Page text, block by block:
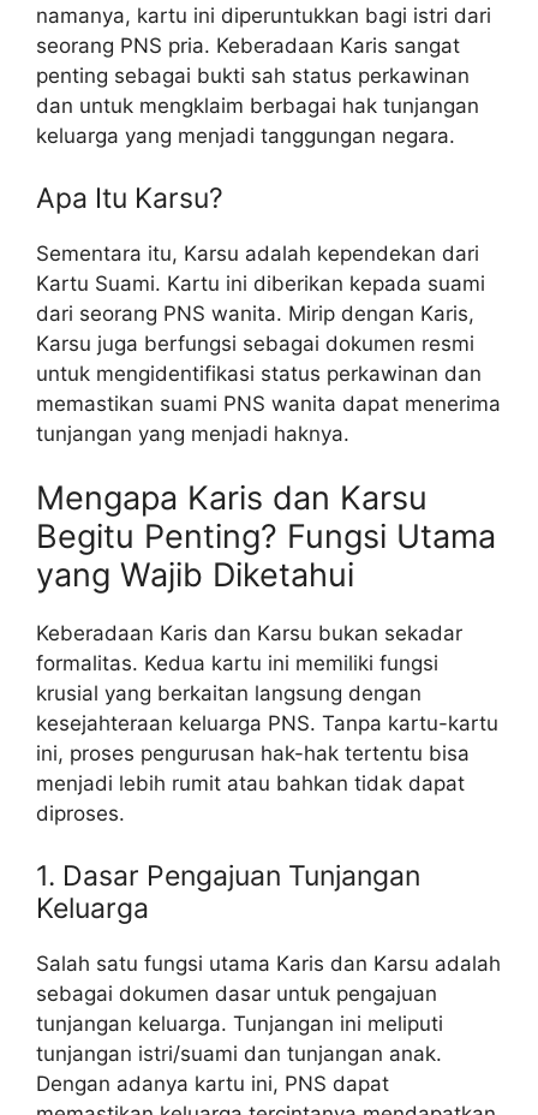
namanya, kartu ini diperuntukkan bagi istri dari
seorang PNS pria. Keberadaan Karis sangat
penting sebagai bukti sah status perkawinan
dan untuk mengklaim berbagai hak tunjangan
keluarga yang menjadi tanggungan negara.
Apa Itu Karsu?
Sementara itu, Karsu adalah kependekan dari
Kartu Suami. Kartu ini diberikan kepada suami
dari seorang PNS wanita. Mirip dengan Karis,
Karsu juga berfungsi sebagai dokumen resmi
untuk mengidentifikasi status perkawinan dan
memastikan suami PNS wanita dapat menerima
tunjangan yang menjadi haknya.
Mengapa Karis dan Karsu
Begitu Penting? Fungsi Utama
yang Wajib Diketahui
Keberadaan Karis dan Karsu bukan sekadar
formalitas. Kedua kartu ini memiliki fungsi
krusial yang berkaitan langsung dengan
kesejahteraan keluarga PNS. Tanpa kartu-kartu
ini, proses pengurusan hak-hak tertentu bisa
menjadi lebih rumit atau bahkan tidak dapat
diproses.
1. Dasar Pengajuan Tunjangan
Keluarga
Salah satu fungsi utama Karis dan Karsu adalah
sebagai dokumen dasar untuk pengajuan
tunjangan keluarga. Tunjangan ini meliputi
tunjangan istri/suami dan tunjangan anak.
Dengan adanya kartu ini, PNS dapat